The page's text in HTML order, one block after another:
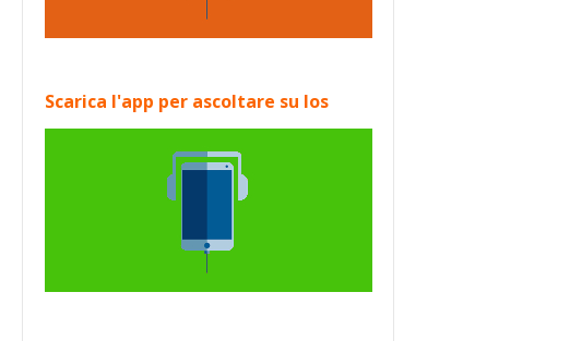
Scarica l'app per ascoltare su Ios